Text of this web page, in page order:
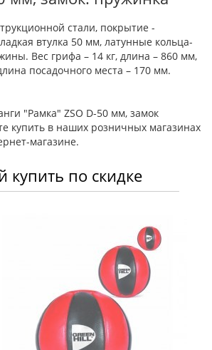
стали, покрытие -
втулка 50 мм, латунные кольца-
Вес грифа – 14 кг, длина – 860 мм,
посадочного места – 170 мм.
"Рамка" ZSO D-50 мм, замок
купить в наших розничных магазинах
магазине.
купить по скидке